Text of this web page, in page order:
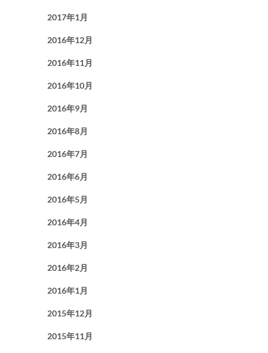
2017年1月
2016年12月
2016年11月
2016年10月
2016年9月
2016年8月
2016年7月
2016年6月
2016年5月
2016年4月
2016年3月
2016年2月
2016年1月
2015年12月
2015年11月